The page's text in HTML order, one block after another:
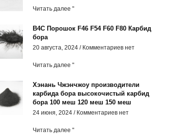
Читать далее "
B4C Порошок F46 F54 F60 F80 Карбид
бора
20 августа, 2024 Комментариев нет
Читать далее "
Хэнань Чжэнчжоу производители
карбида бора высокочистый карбид
бора 100 меш 120 меш 150 меш
24 июня, 2024 Комментариев нет
Читать далее "